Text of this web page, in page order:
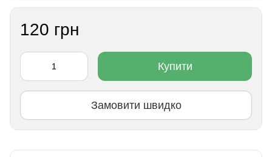
120 грн
Купити
Замовити швидко